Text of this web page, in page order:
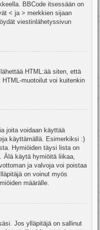
BBCode itsessään on
< ja > merkkien sijaan
viestinlähetyssivun
HTML:ää siten, että
muotoilut voi kuitenkin
joita voidaan käyttää
käyttämällä. Esimerkiksi :)
Hymiöiden täysi lista on
Älä käytä hymiöitä liikaa,
ja valvoja voi poistaa
on voinut myös
määrälle.
Jos ylläpitäjä on sallinut